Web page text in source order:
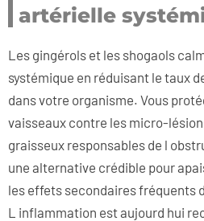
artérielle
Les gingérols et les shogaols
systémique en réduisant le taux
dans votre organisme. Vous
vaisseaux contre les micro-
graisseux responsables de l
une alternative crédible pour
les effets secondaires fréquents
L inflammation est aujourd hui